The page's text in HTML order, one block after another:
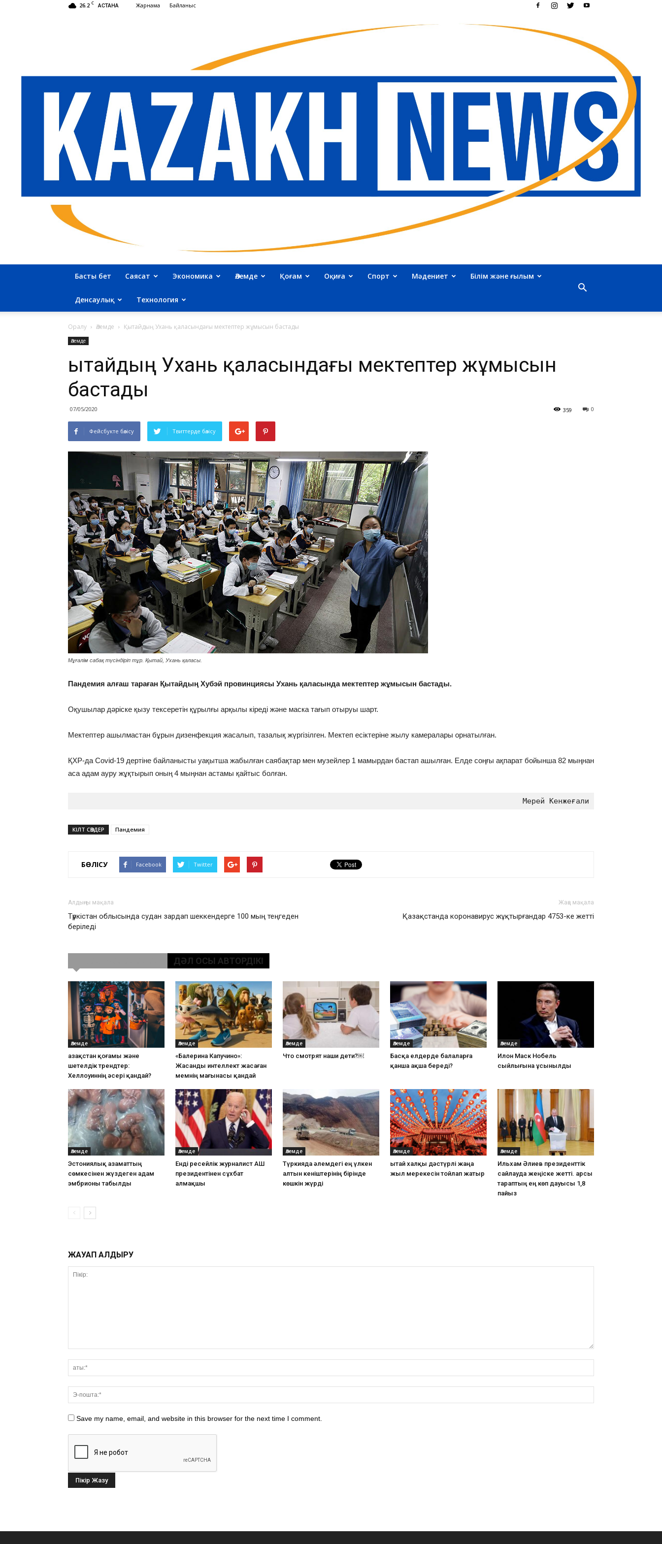
26.2 C АСТАНА Жарнама Байланыс
–
және
әлем
жаңалықтары
Басты бет Саясат Экономика Әлемде Қоғам Оқиға Спорт Мәдениет Білім және ғылым
Денсаулық Технология
Оралу Әлемде Қытайдың Ухань қаласындағы мектептер жұмысын бастады
Әлемде
Қытайдың Ухань қаласындағы мектептер жұмысын
бастады
07/05/2020 0
359
Фейсбукте бөлісу Твиттерде бөлісу
Мұғалім сабақ түсіндіріп тұр. Қытай, Ухань қаласы.
Пандемия алғаш тараған Қытайдың Хубэй провинциясы Ухань қаласында мектептер жұмысын бастады.
Оқушылар дәріске қызу тексеретін құрылғы арқылы кіреді және маска тағып отыруы шарт.
Мектептер ашылмастан бұрын дизенфекция жасалып, тазалық жүргізілген. Мектеп есіктеріне жылу камералары орнатылған.
ҚХР-да Covid-19 дертіне байланысты уақытша жабылған саябақтар мен музейлер 1 мамырдан бастап ашылған. Елде соңғы ақпарат бойынша 82 мыңнан
аса адам ауру жұқтырып оның 4 мыңнан астамы қайтыс болған.
Мерей Кенжеғали
КІЛТ СӨЗДЕР Пандемия
БӨЛІСУ Facebook Twitter
Алдыңғы мақала
Түркістан облысында судан зардап шеккендерге 100 мың теңгеден
беріледі
Жаңа мақала
Қазақстанда коронавирус жұқтырғандар 4753-ке жетті
ДӘЛ ОСЫ АВТОРДІКІ
Әлемде
Қазақстан қоғамы және
шетелдік трендтер:
Хеллоуиннің әсері қандай?
Әлемде
«Балерина Капучино»:
Жасанды интеллект жасаған
мемнің мағынасы қандай
Әлемде
Что смотрят наши дети?￼
Әлемде
Басқа елдерде балаларға
қанша ақша береді?
Әлемде
Илон Маск Нобель
сыйлығына ұсынылды
Әлемде
Эстониялық азаматтың
сөмкесінен жүздеген адам
эмбрионы табылды
Әлемде
Енді ресейлік журналист АҚШ
президентінен сұхбат
алмақшы
Әлемде
Түркияда әлемдегі ең үлкен
алтын кеніштерінің бірінде
көшкін жүрді
Әлемде
Қытай халқы дәстүрлі жаңа
жыл мерекесін тойлап жатыр
Әлемде
Ильхам Әлиев президенттік
сайлауда жеңіске жетті. Қарсы
тараптың ең көп дауысы 1,8
пайыз
ЖАУАП ҚАЛДЫРУ
Save my name, email, and website in this browser for the next time I comment.